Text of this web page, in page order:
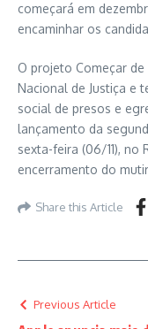
começará em
encaminhar os
O projeto Começar
Nacional de Justiça e
social de presos e
lançamento da
sexta-feira (06/11), no
encerramento do
Share this Article
Previous Article